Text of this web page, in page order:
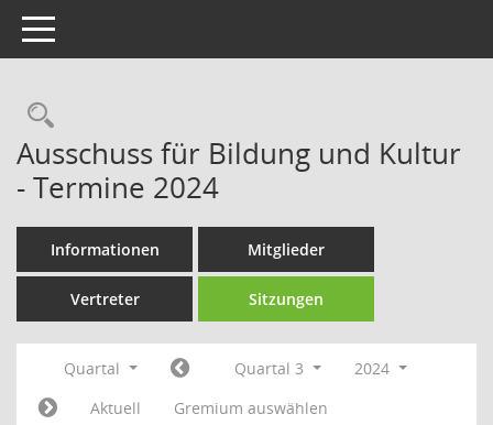
Toggle navigation
Rechercheauswahl
Ausschuss für Bildung und Kultur
- Termine 2024
Informationen Mitglieder
Vertreter Sitzungen
Quartal Quartal 3
2024
Aktuell
Gremium auswählen